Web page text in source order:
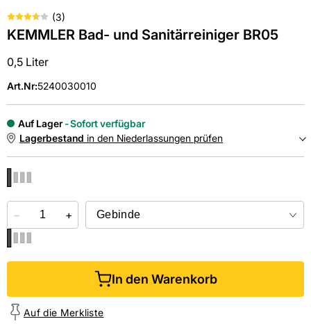
(3)
KEMMLER Bad- und Sanitärreiniger BR05
0,5 Liter
Art.Nr:5240030010
Auf Lager
Sofort verfügbar
Lagerbestand in den Niederlassungen prüfen
Online kaufen &kostenlos
− +
In den Warenkorb
Auf die Merkliste